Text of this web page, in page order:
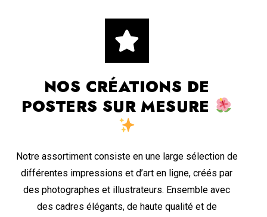
NOS CRÉATIONS DE
POSTERS SUR MESURE
Notre assortiment consiste en une large sélection de
différentes impressions et d’art en ligne, créés par
des photographes et illustrateurs. Ensemble avec
des cadres élégants, de haute qualité et de